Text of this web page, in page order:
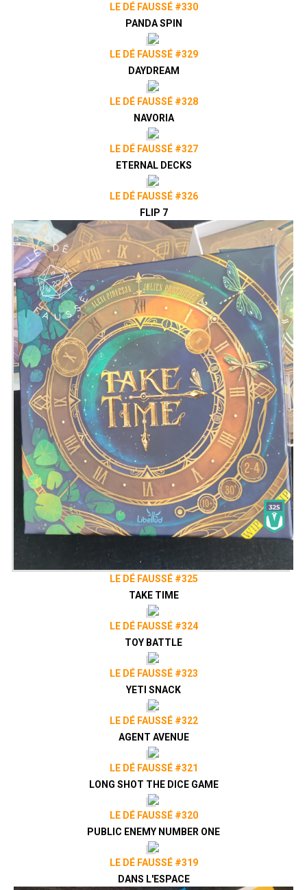
LE DÉ FAUSSÉ #330
PANDA SPIN
LE DÉ FAUSSÉ #329
DAYDREAM
LE DÉ FAUSSÉ #328
NAVORIA
LE DÉ FAUSSÉ #327
ETERNAL DECKS
LE DÉ FAUSSÉ #326
FLIP 7
LE DÉ FAUSSÉ #325
TAKE TIME
LE DÉ FAUSSÉ #324
TOY BATTLE
LE DÉ FAUSSÉ #323
YETI SNACK
LE DÉ FAUSSÉ #322
AGENT AVENUE
LE DÉ FAUSSÉ #321
LONG SHOT THE DICE GAME
LE DÉ FAUSSÉ #320
PUBLIC ENEMY NUMBER ONE
LE DÉ FAUSSÉ #319
DANS L'ESPACE